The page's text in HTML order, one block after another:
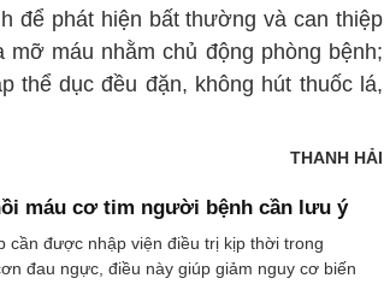
để phát hiện bất thường và can thiệp
máu nhằm chủ động phòng bệnh;
thể dục đều đặn, không hút thuốc lá,
THANH HẢI
máu cơ tim người bệnh cần lưu ý
cần được nhập viện điều trị kịp thời trong
đau ngực, điều này giúp giảm nguy cơ biến